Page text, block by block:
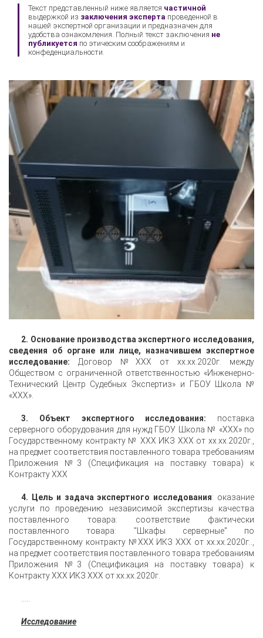
Текст представленный ниже является частичной
выдержкой из заключения эксперта проведенной в
нашей экспертной организации и предназначен для
удобства ознакомления. Полный текст заключения не
публикуется по этическим соображениям и
конфеденциальности.
2. Основание производства экспертного исследования,
сведения об органе или лице, назначившем экспертное
исследование: Договор №XXX от xx.xx.2020г. между
Обществом с ограниченной ответственностью «Инженерно-
Технический Центр Судебных Экспертиз» и ГБОУ Школа №
«XXX».
3. Объект экспертного исследования: поставка
серверного оборудования для нужд ГБОУ Школа № «XXX» по
Государственному контракту № XXX ИКЗ XXX от xx.xx.2020г.,
на предмет соответствия поставленного товара требованиям
Приложения №3 (Спецификация на поставку товара) к
Контракту XXX
4. Цель и задача экспертного исследования: оказание
услуги по проведению независимой экспертизы качества
поставленного товара: соответствие фактически
поставленного товара: "Шкафы серверные" по
Государственному контракту №XXX ИКЗ XXX от xx.xx.2020г..,
на предмет соответствия поставленного товара требованиям
Приложения №3 (Спецификация на поставку товара) к
Контракту XXX ИКЗ XXX от xx.xx.2020г.
Исследование